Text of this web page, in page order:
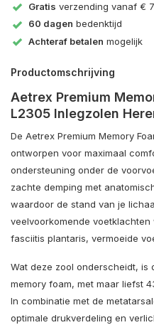
Gratis verzending vanaf €
60 dagen bedenktijd
Achteraf betalen mogelijk
Productomschrijving
Aetrex Premium
L2305 Inlegzolen
De Aetrex Premium Memory
ontworpen voor maximaal
ondersteuning onder de
zachte demping met
waardoor de stand van je
veelvoorkomende
fasciitis plantaris, vermoeide
Wat deze zool onderscheidt, is
memory foam, met maar liefst
In combinatie met de
optimale drukverdeling en